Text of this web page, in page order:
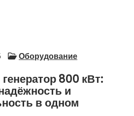
Оборудование
800 кВт:
и
в одном